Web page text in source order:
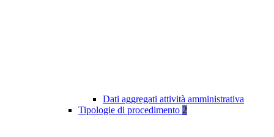
Dati aggregati attività amministrativa
Tipologie di procedimento 2